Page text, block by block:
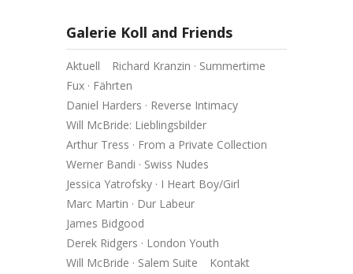
Galerie Koll and Friends
Aktuell
Richard Kranzin · Summertime
Fux · Fährten
Daniel Harders · Reverse Intimacy
Will McBride: Lieblingsbilder
Arthur Tress · From a Private Collection
Werner Bandi · Swiss Nudes
Jessica Yatrofsky · I Heart Boy/Girl
Marc Martin · Dur Labeur
James Bidgood
Derek Ridgers · London Youth
Will McBride · Salem Suite
Kontakt